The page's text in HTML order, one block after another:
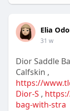
Elia
31 w
Dior Saddle
Calfskin ,
https://
Dior-S ,
bag-with-stra